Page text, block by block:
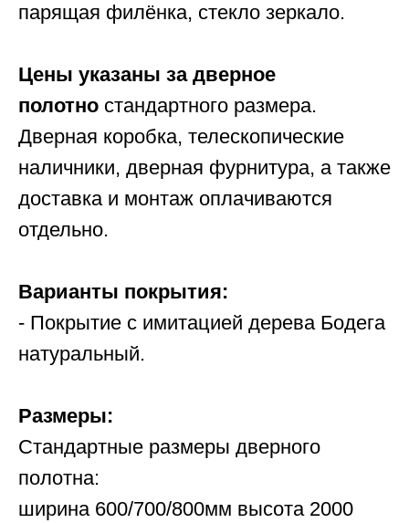
парящая филёнка, стекло зеркало.
Цены указаны за дверное
полотно стандартного размера.
Дверная коробка, телескопические
наличники, дверная фурнитура, а также
доставка и монтаж оплачиваются
отдельно.
Варианты покрытия:
- Покрытие с имитацией дерева Бодега
натуральный.
Размеры:
Стандартные размеры дверного
полотна:
ширина 600/700/800мм высота 2000